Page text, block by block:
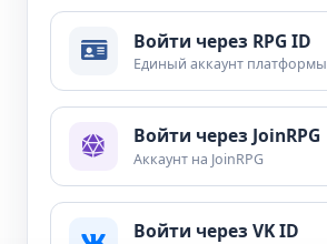
Войти через RPG ID
Единый аккаунт платформы
Войти через JoinRPG
Аккаунт на JoinRPG
Войти через VK ID